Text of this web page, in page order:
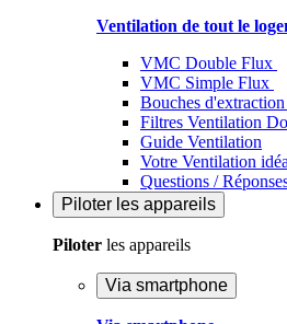
Ventilation de tout le
VMC Double Flux
VMC Simple Flux
Bouches
Filtres Ventilation
Guide Ventilation
Votre Ventilation
Questions /
Piloter les appareils
Piloter les appareils
Via smartphone